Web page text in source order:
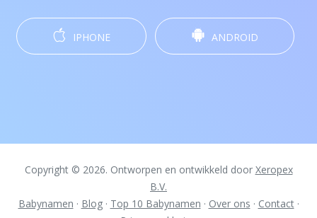
IPHONE ANDROID
Copyright © 2026. Ontworpen en ontwikkeld door Xeropex
B.V.
Babynamen · Blog· Top 10 Babynamen · Over ons · Contact·